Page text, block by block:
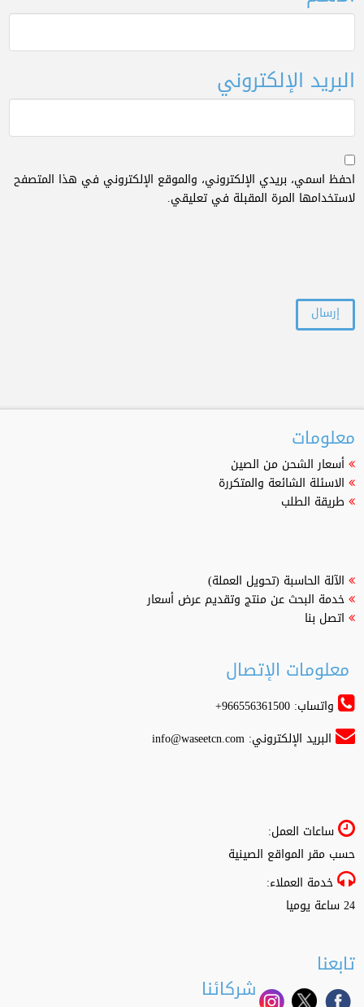
البريد الإلكتروني
احفظ اسمي، بريدي الإلكتروني، والموقع الإلكتروني في هذا المتصفح
لاستخدامها المرة المقبلة في تعليقي.
معلومات
أسعار الشحن من الصين
الاسئلة الشائعة والمتكررة
طريقة الطلب
الآلة الحاسبة (تحويل العملة)
خدمة البحث عن منتج وتقديم عرض أسعار
اتصل بنا
معلومات الإتصال
واتساب: 966556361500+
البريد الإلكتروني:info@waseetcn.com
ساعات العمل:
حسب مقر المواقع الصينية
خدمة العملاء:
24 ساعة يوميا
تابعنا
شركائنا